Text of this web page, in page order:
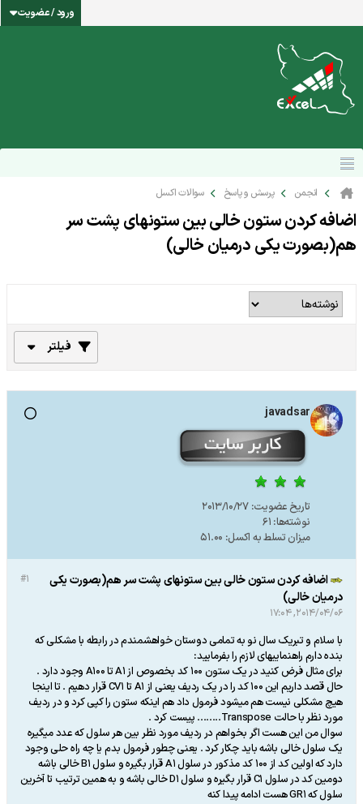
ورود / عضویت
انجمن پرسش و پاسخ سوالات اکسل
اضافه کردن ستون خالی بین ستونهای پشت سر
هم(بصورت یکی درمیان خالی)
فیلتر
javadsar
تاریخ عضویت: 2013/10/27
نوشته‌ها: 61
میزان تسلط به اکسل: 51.00
#1
اضافه کردن ستون خالی بین ستونهای پشت سر هم(بصورت یکی
درمیان خالی)
2014/04/06, 17:04
با سلام و تبریک سال نو به تمامی دوستان خواهشمندم در رابطه با مشکلی که
بنده دارم راهنماییهای لازم را بفرمایید:
برای مثال فرض کنید در یک ستون 100 کد بخصوص از A1 تا A100 وجود دارد .
حال قصد داریم این 100 کد را در یک ردیف یعنی از A1 تا CV1 قرار دهیم . تا اینجا
هیچ مشکلی نیست هم میشود فرمول داد هم اینکه ستون را کپی کرد و در ردیف
مورد نظر با حالت Transpose........ پیست کرد .
سوال من این هست اگر بخواهم در ردیف مورد نظر بین هر سلول که عدد میگیره
یک سلول خالی باشه باید چکار کرد . یعنی چطور فرمول بدم یا چه راه حلی وجود
دارد که اولین کد از 100 کد مذکور در سلول A1 قرار بگیره و سلول B1 خالی باشه
دومین کد در سلول C1 قرار بگیره و سلول D1 خالی باشه و به همین ترتیب تا آخرین
سلول که GR1 هست ادامه پیدا کنه